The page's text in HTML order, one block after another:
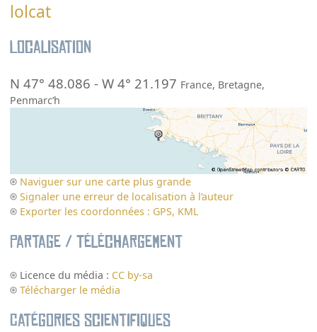
lolcat
Localisation
N 47° 48.086 -W 4° 21.197 France, Bretagne,
Penmarc’h
Naviguer sur une carte plus grande
Signaler une erreur de localisation à l’auteur
Exporter les coordonnées : GPS, KML
Partage / Téléchargement
Licence du média : CC by-sa
Télécharger le média
Catégories scientifiques